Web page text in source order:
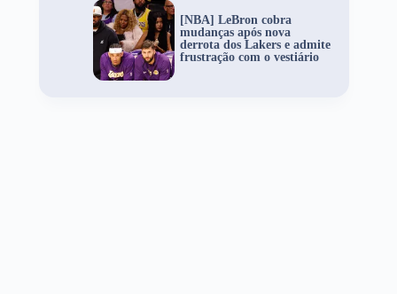
[NBA] LeBron cobra
mudanças após nova
derrota dos Lakers e admite
frustração com o vestiário